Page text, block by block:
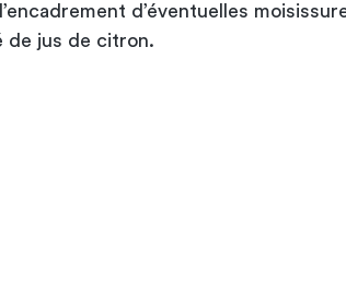
d’éventuelles
de jus de citron.